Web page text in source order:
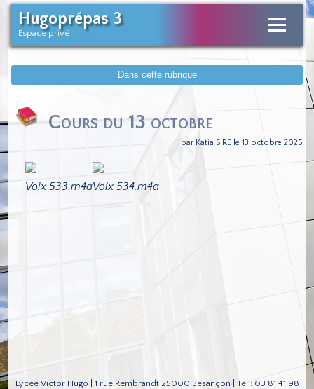
Hugoprépas 3
Espace privé
Dans cette rubrique
Cours du 13 octobre
par Katia SIRE le 13 octobre 2025
Voix 533.m4aVoix 534.m4a
Lycée Victor Hugo | 1 rue Rembrandt 25000 Besançon | Tél : 03 81 41 98